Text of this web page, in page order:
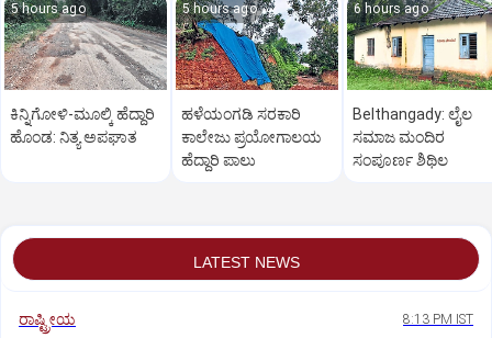
5 hours ago
ಕಿನ್ನಿಗೋಳಿ-ಮೂಲ್ಕಿ ಹೆದ್ದಾರಿ
ಹೊಂಡ: ನಿತ್ಯ ಅಪಘಾತ
5 hours ago
ಹಳೆಯಂಗಡಿ ಸರಕಾರಿ
ಕಾಲೇಜು ಪ್ರಯೋಗಾಲಯ
ಹೆದ್ದಾರಿ ಪಾಲು
6 hours ago
Belthangady: ಲೈಲ
ಸಮಾಜ ಮಂದಿರ
ಸಂಪೂರ್ಣ ಶಿಥಿಲ
LATEST NEWS
ರಾಷ್ಟ್ರೀಯ 8:13 PM IST